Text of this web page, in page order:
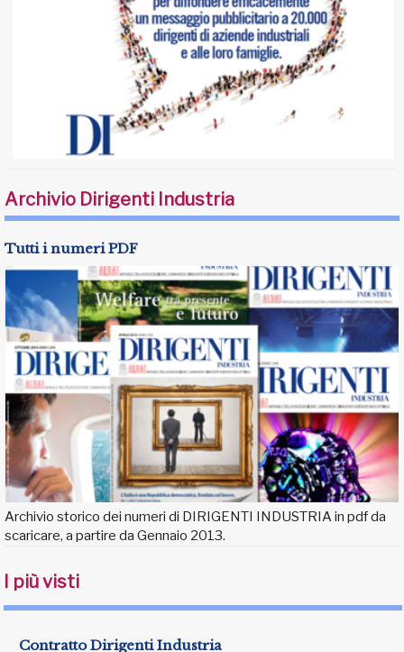
Archivio Dirigenti Industria
Tutti i numeri PDF
Archivio storico dei numeri di DIRIGENTI INDUSTRIA in pdf da
scaricare, a partire da Gennaio 2013.
I più visti
Contratto Dirigenti Industria